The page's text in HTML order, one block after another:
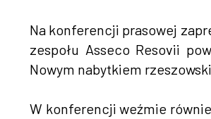
Na konferencji prasowej
zespołu Asseco Resovii
Nowym nabytkiem
W konferencji weźmie